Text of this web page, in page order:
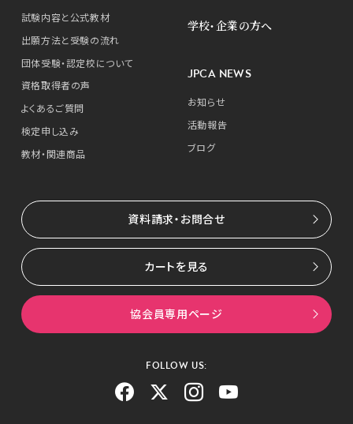
試験内容と公式教材
出願方法と受験の流れ
団体受験・認定校について
資格取得者の声
よくあるご質問
検定申し込み
教材・関連商品
学校・企業の方へ
JPCA NEWS
お知らせ
活動報告
ブログ
資料請求・お問合せ
カートを見る
協会員専用ページ
FOLLOW US: